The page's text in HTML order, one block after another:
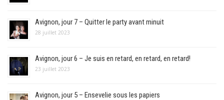
Avignon, jour 7 – Quitter le party avant minuit
28 juillet 2023
Avignon, jour 6 – Je suis en retard, en retard, en retard!
23 juillet 2023
Avignon, jour 5 – Ensevelie sous les papiers